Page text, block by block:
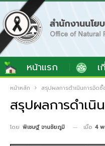
หน้าแรก
หน้าหลัก สรุปผลการดำเนินการจัด
สรุปผลการดำเ
โดย พิเชษฐ์ จานชัยภูมิ เมื่อ 4 พ